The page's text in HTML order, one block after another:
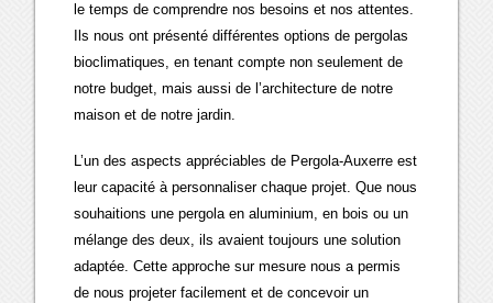
le temps de comprendre nos besoins et nos attentes.
Ils nous ont présenté différentes options de pergolas
bioclimatiques, en tenant compte non seulement de
notre budget, mais aussi de l’architecture de notre
maison et de notre jardin.
L’un des aspects appréciables de Pergola-Auxerre est
leur capacité à personnaliser chaque projet. Que nous
souhaitions une pergola en aluminium, en bois ou un
mélange des deux, ils avaient toujours une solution
adaptée. Cette approche sur mesure nous a permis
de nous projeter facilement et de concevoir un